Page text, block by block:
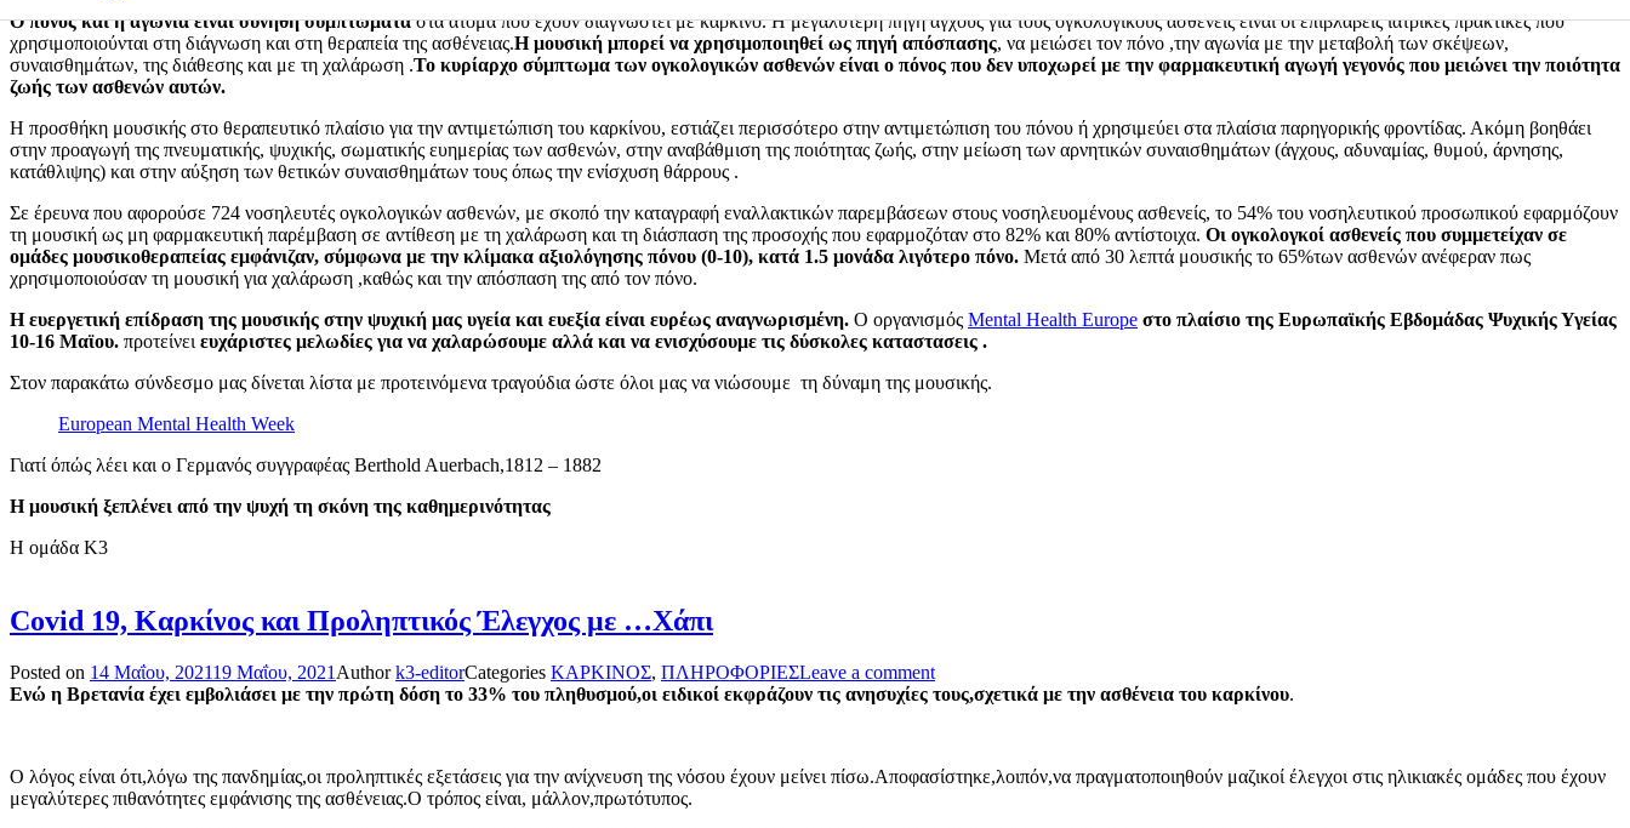
Ο πόνος και η αγωνία είναι συνήθη συμπτώματαστα άτομα που έχουν διαγνωστεί με καρκίνο. Η μεγαλύτερη πηγή άγχους για τους ογκολογικούς ασθενείς είναι οι επιβλαβείς ιατρικές πρακτικές που
χρησιμοποιούνται στη διάγνωση και στη θεραπεία της ασθένειας.Η μουσική μπορεί να χρησιμοποιηθεί ως πηγή απόσπασης, να μειώσει τον πόνο ,την αγωνία με την μεταβολή των σκέψεων,
συναισθημάτων, της διάθεσης και με τη χαλάρωση .Το κυρίαρχο σύμπτωμα των ογκολογικών ασθενών είναι ο πόνος που δεν υποχωρεί με την φαρμακευτική αγωγή γεγονός που μειώνει την ποιότητα
ζωής των ασθενών αυτών.
Η προσθήκη μουσικής στο θεραπευτικό πλαίσιο για την αντιμετώπιση του καρκίνου, εστιάζει περισσότερο στην αντιμετώπιση του πόνου ή χρησιμεύει στα πλαίσια παρηγορικής φροντίδας. Ακόμη βοηθάει
στην προαγωγή της πνευματικής, ψυχικής, σωματικής ευημερίας των ασθενών, στην αναβάθμιση της ποιότητας ζωής, στην μείωση των αρνητικών συναισθημάτων (άγχους, αδυναμίας, θυμού, άρνησης,
κατάθλιψης) και στην αύξηση των θετικών συναισθημάτων τους όπως την ενίσχυση θάρρους .
Σε έρευνα που αφορούσε 724 νοσηλευτές ογκολογικών ασθενών, με σκοπό την καταγραφή εναλλακτικών παρεμβάσεων στους νοσηλευομένους ασθενείς, το 54% του νοσηλευτικού προσωπικού εφαρμόζουν
τη μουσική ως μη φαρμακευτική παρέμβαση σε αντίθεση με τη χαλάρωση και τη διάσπαση της προσοχής που εφαρμοζόταν στο 82% και 80% αντίστοιχα. Οι ογκολογκοί ασθενείς που συμμετείχαν σε
ομάδες μουσικοθεραπείας εμφάνιζαν, σύμφωνα με την κλίμακα αξιολόγησης πόνου (0-10), κατά 1.5 μονάδα λιγότερο πόνο. Μετά από 30 λεπτά μουσικής το 65%των ασθενών ανέφεραν πως
χρησιμοποιούσαν τη μουσική για χαλάρωση ,καθώς και την απόσπαση της από τον πόνο.
Η ευεργετική επίδραση της μουσικής στην ψυχική μας υγεία και ευεξία είναι ευρέως αναγνωρισμένη. Ο οργανισμός Mental Health Europe στο πλαίσιο της Ευρωπαϊκής Εβδομάδας Ψυχικής Υγείας
10-16 Μαϊου. προτείνει ευχάριστες μελωδίες για να χαλαρώσουμε αλλά και να ενισχύσουμε τις δύσκολες καταστασεις .
Στον παρακάτω σύνδεσμο μας δίνεται λίστα με προτεινόμενα τραγούδια ώστε όλοι μας να νιώσουμε τη δύναμη της μουσικής.
European Mental Health Week
Γιατί όπώς λέει και ο Γερμανός συγγραφέας Berthold Auerbach,1812 – 1882
Η μουσική ξεπλένει από την ψυχή τη σκόνη της καθημερινότητας
Η ομάδα Κ3
Covid 19, Καρκίνος και Προληπτικός Έλεγχος με …Χάπι
Posted on 14 Μαΐου, 202119 Μαΐου, 2021 Authork3-editorCategories ΚΑΡΚΙΝΟΣ, ΠΛΗΡΟΦΟΡΙΕΣLeave a comment
Eνώ η Βρετανία έχει εμβολιάσει με την πρώτη δόση το 33% του πληθυσμού,οι ειδικοί εκφράζουν τις ανησυχίες τους,σχετικά με την ασθένεια του καρκίνου.
Ο λόγος είναι ότι,λόγω της πανδημίας,οι προληπτικές εξετάσεις για την ανίχνευση της νόσου έχουν μείνει πίσω.Αποφασίστηκε,λοιπόν,να πραγματοποιηθούν μαζικοί έλεγχοι στις ηλικιακές ομάδες που έχουν
μεγαλύτερες πιθανότητες εμφάνισης της ασθένειας.Ο τρόπος είναι, μάλλον,πρωτότυπος.